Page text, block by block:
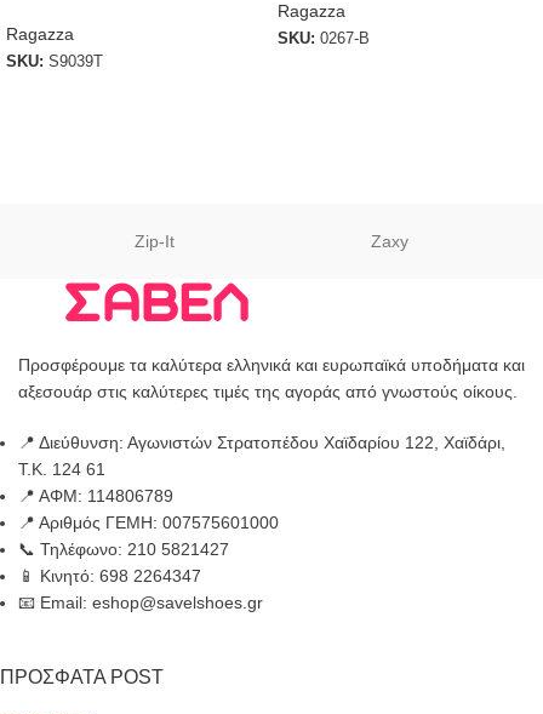
Ragazza
SKU: S9039T
Ragazza
SKU: 0267-B
Zip-It Zaxy
Προσφέρουμε τα καλύτερα ελληνικά και ευρωπαϊκά υποδήματα και
αξεσουάρ στις καλύτερες τιμές της αγοράς από γνωστούς οίκους.
📍 Διεύθυνση: Αγωνιστών Στρατοπέδου Χαϊδαρίου 122, Χαϊδάρι,
Τ.Κ. 124 61
📍 ΑΦΜ: 114806789
📍 Αριθμός ΓΕΜΗ: 007575601000
📞 Τηλέφωνο: 210 5821427
📱 Κινητό: 698 2264347
📧 Email: eshop@savelshoes.gr
ΠΡΟΣΦΑΤΑ POST